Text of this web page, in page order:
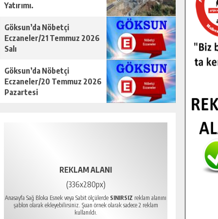
Yatırımı.
Göksun’da Nöbetçi
Eczaneler/21 Temmuz 2026
Salı
Göksun’da Nöbetçi
Eczaneler/20 Temmuz 2026
Pazartesi
REKLAM ALANI
(336x280px)
Anasayfa Sağ Bloka Esnek veya Sabit ölçülerde SINIRSIZ reklam alanını
şablon olarak ekleyebilirsiniz. Şuan örnek olarak sadece 2 reklam
kullanıldı.